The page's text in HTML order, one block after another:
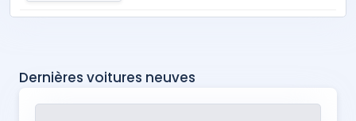
Dernières voitures neuves